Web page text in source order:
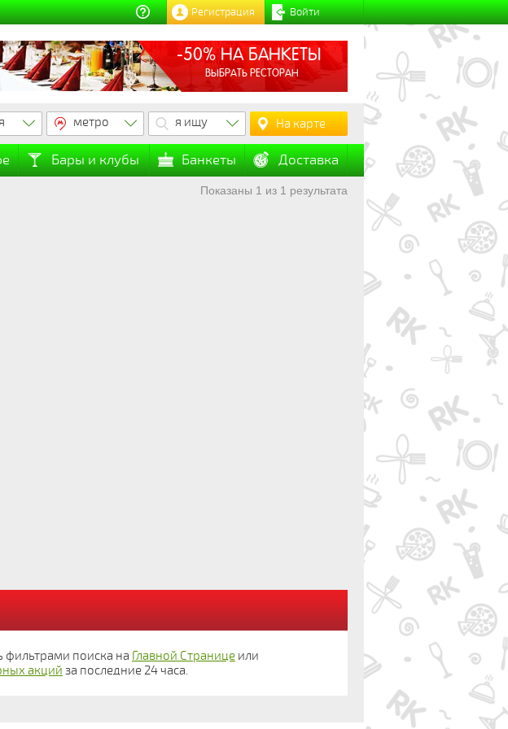
Войти
Регистрация
-50% НА БАНКЕТЫ
ВЫБРАТЬ РЕСТОРАН
метро я ищу На карте
Бары и клубы Банкеты Доставка
Показаны 1 из 1 результата
фильтрами поиска на Главной Странице или
акций за последние 24 часа.